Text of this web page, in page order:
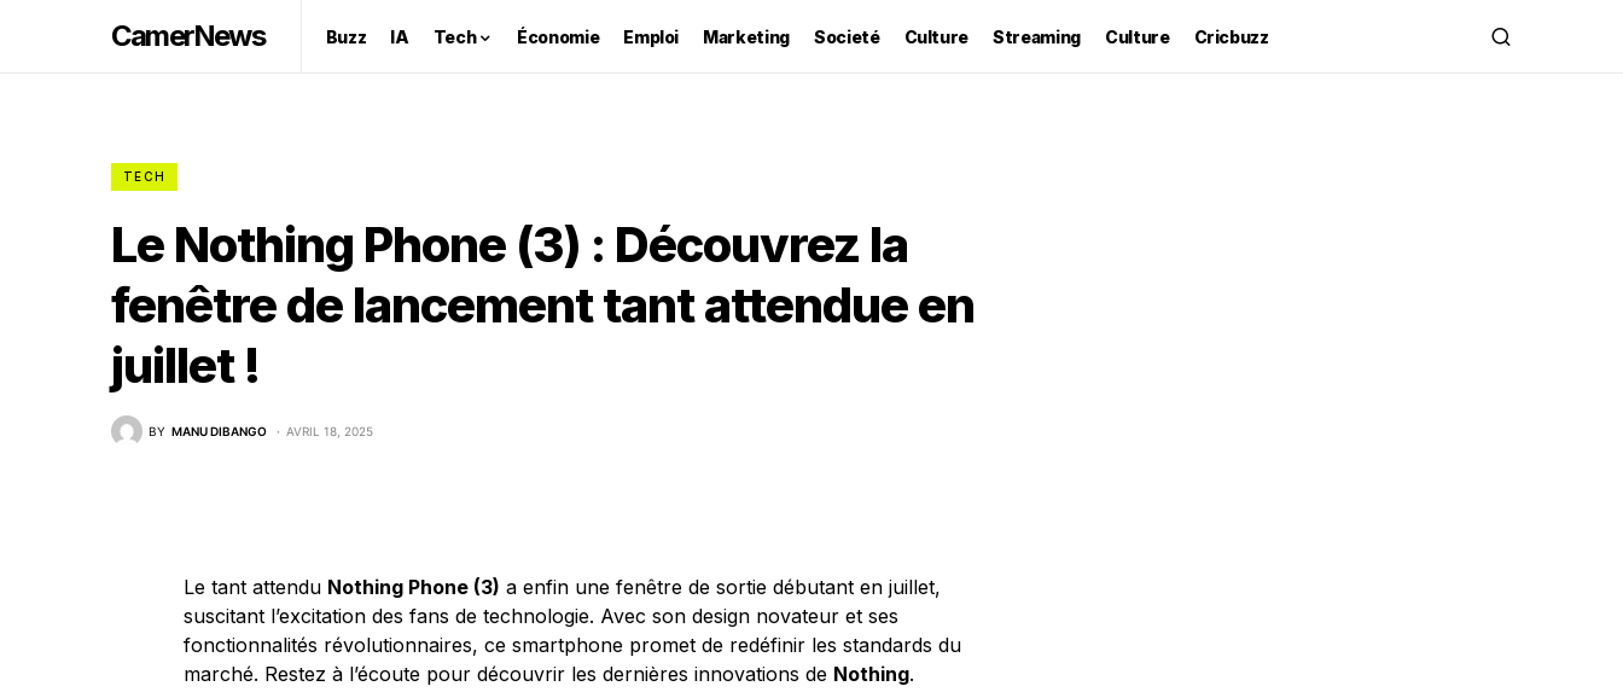
CamerNews Buzz IA Tech Économie Emploi Marketing Societé Culture Streaming Culture Cricbuzz
TECH
Le Nothing Phone (3) : Découvrez la
fenêtre de lancement tant attendue en
juillet !
BY MANU DIBANGO AVRIL 18, 2025
Le tant attendu Nothing Phone (3) a enfin une fenêtre de sortie débutant en juillet,
suscitant l’excitation des fans de technologie. Avec son design novateur et ses
fonctionnalités révolutionnaires, ce smartphone promet de redéfinir les standards du
marché. Restez à l’écoute pour découvrir les dernières innovations de Nothing.